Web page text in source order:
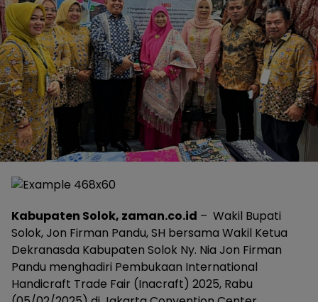
Kabupaten Solok, zaman.co.id – Wakil Bupati
Solok, Jon Firman Pandu, SH bersama Wakil Ketua
Dekranasda Kabupaten Solok Ny. Nia Jon Firman
Pandu menghadiri Pembukaan International
Handicraft Trade Fair (Inacraft) 2025, Rabu